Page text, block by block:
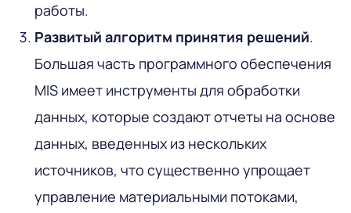
работы.
Развитый алгоритм принятия решений.
Большая часть программного обеспечения
MIS имеет инструменты для обработки
данных, которые создают отчеты на основе
данных, введенных из нескольких
источников, что существенно упрощает
управление материальными потоками,